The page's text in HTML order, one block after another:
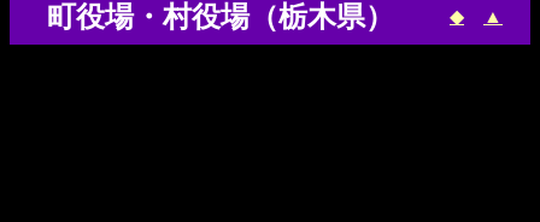
町役場・村役場（栃木県） ◆ ▲